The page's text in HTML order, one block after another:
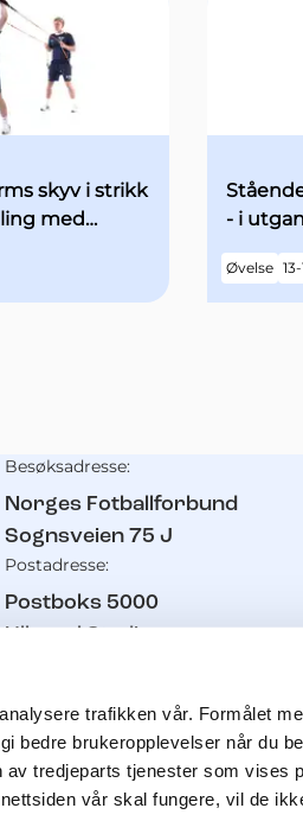
trafikken vår. Formålet
bedre brukeropplevelser når du
tredjeparts tjenester som vises
vår skal fungere, vil de
skyv i strikk
med
- i
Øvelse
Kontaktinformasjon
Besøksadresse:
Norges Fotballforbund
Sognsveien 75 J
Postadresse:
Postboks 5000
Ullevaal Stadion
21 02 93 00
Pressetelefon:
91 11 61 56